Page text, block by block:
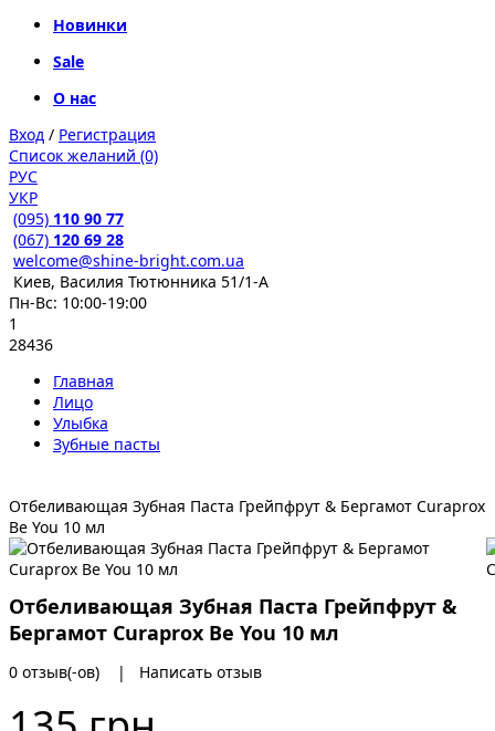
Новинки
Sale
О нас
Вход / Регистрация
Список желаний (0)
РУС
УКР
(095) 110 90 77
(067) 120 69 28
welcome@shine-bright.com.ua
Киев, Василия Тютюнника 51/1-А
Пн-Вс: 10:00-19:00
1
28436
Главная
Лицо
Улыбка
Зубные пасты
Отбеливающая Зубная Паста Грейпфрут & Бергамот Curaprox
Be You 10 мл
Отбеливающая Зубная Паста Грейпфрут &
Бергамот Curaprox Be You 10 мл
0 отзыв(-ов) | Написать отзыв